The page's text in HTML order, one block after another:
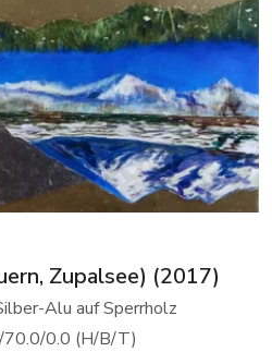
Zupalsee) (2017)
Alu auf Sperrholz
70.0/0.0 (H/B/T)